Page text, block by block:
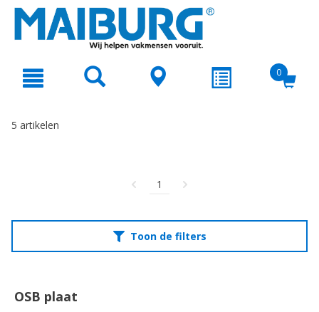
text.skipToNavigation
0
5 artikelen
1
Toon de filters
OSB plaat